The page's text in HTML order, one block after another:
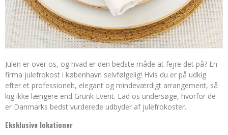
Julen er over os, og hvad er den bedste måde at fejre det på? En
firma julefrokost i københavn selvfølgelig! Hvis du er på udkig
efter et professionelt, elegant og mindeværdigt arrangement, så
kig ikke længere end Grunk Event. Lad os undersøge, hvorfor de
er Danmarks bedst vurderede udbyder af julefrokoster.
Eksklusive lokationer